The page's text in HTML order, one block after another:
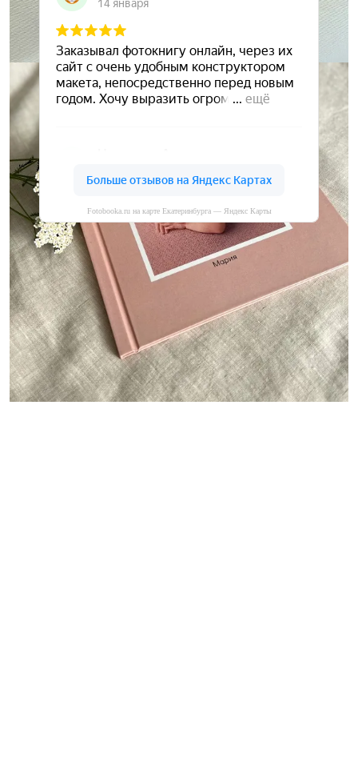
Fotobooka.ru на карте Екатеринбурга — Яндекс Карты
Сохраните ваши воспоминания
А мы вам в этом поможем